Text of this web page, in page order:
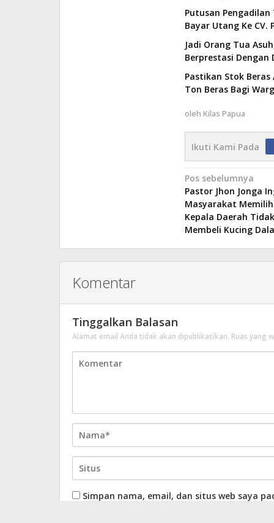
Putusan
Bayar Utang Ke
Jadi Orang Tua
Berprestasi Dengan
Pastikan Stok
Ton Beras Bagi
oleh Kilas Papua
Ikuti Kami Pada
Navigasi
pos
Pos sebelumnya
Pastor Jhon Jonga
Masyarakat
Kepala Daerah
Membeli Kucing
Komentar
Tinggalkan Balasan
Alamat email Anda tidak akan dipublikasikan. Ruas yang
Simpan nama, email, dan situs web saya